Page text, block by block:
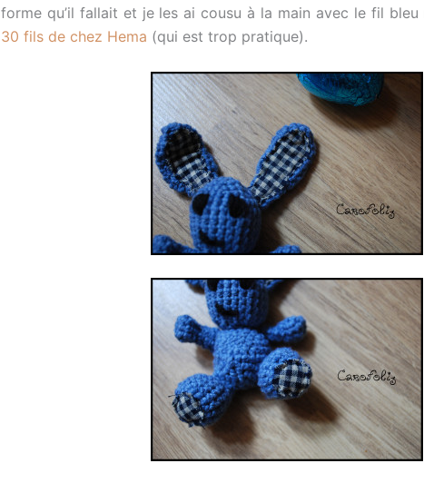
forme qu’il fallait et je les ai cousu à la main avec le fil bleu
30 fils de chez Hema (qui est trop pratique).